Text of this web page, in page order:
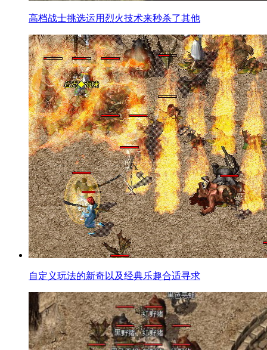
高档战士挑选运用烈火技术来秒杀了其他
自定义玩法的新奇以及经典乐趣合适寻求